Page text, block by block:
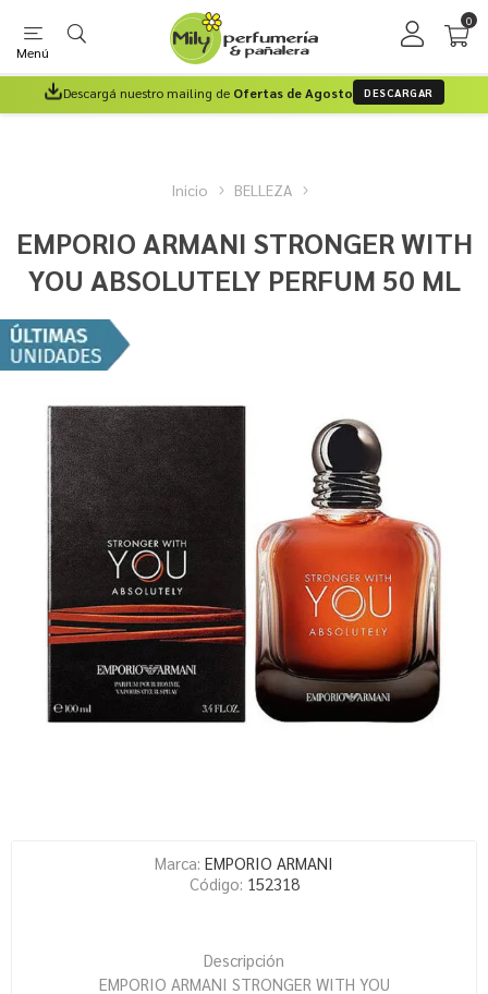
Menú
0
Descargá nuestro mailing de Ofertas de Agosto DESCARGAR
Inicio BELLEZA
EMPORIO ARMANI STRONGER WITH
YOU ABSOLUTELY PERFUM 50 ML
Marca: EMPORIO ARMANI
Código: 152318
Descripción
EMPORIO ARMANI STRONGER WITH YOU